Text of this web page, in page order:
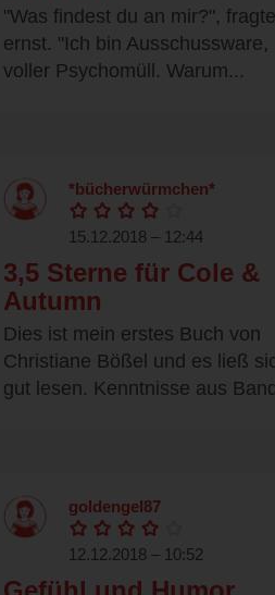
"Was findest du an mir?",
ernst. "Ich bin Ausschussware,
voller Psychomüll. Warum...
*bücherwürmchen*
15.12.2018 – 12:44
3,5 Sterne für Cole &
Autumn
Dies ist mein erstes Buch von
Christiane Bößel und es ließ
gut lesen. Kenntnisse aus
goldengel87
12.12.2018 – 10:52